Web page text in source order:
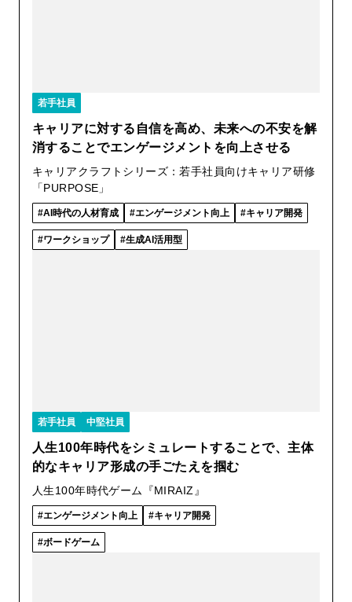
若手社員
キャリアに対する自信を高め、未来への不安を解
消することでエンゲージメントを向上させる
キャリアクラフトシリーズ：若手社員向けキャリア研修
「PURPOSE」
AI時代の人材育成 エンゲージメント向上 キャリア開発
ワークショップ 生成AI活用型
若手社員 中堅社員
人生100年時代をシミュレートすることで、主体
的なキャリア形成の手ごたえを掴む
人生100年時代ゲーム『MIRAIZ』
エンゲージメント向上 キャリア開発
ボードゲーム